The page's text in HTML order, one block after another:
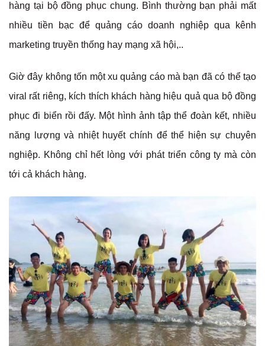
hàng tại bộ đồng phục chung. Bình thường bạn phải mất
nhiều tiền bạc để quảng cáo doanh nghiệp qua kênh
marketing truyền thống hay mạng xã hội,..
Giờ đây không tốn một xu quảng cáo mà bạn đã có thể tạo
viral rất riêng, kích thích khách hàng hiệu quả qua bộ đồng
phục đi biển rồi đấy. Một hình ảnh tập thể đoàn kết, nhiều
năng lượng và nhiệt huyết chính để thể hiện sự chuyên
nghiệp. Không chỉ hết lòng với phát triển công ty mà còn
tới cả khách hàng.